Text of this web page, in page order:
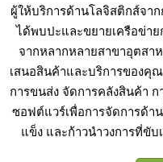
ผู้ให้บริการด้านโลจิสติกส์จา
ได้พบปะและขยายเครือข่า
จากหลากหลายสาขาอุตสา
เสนอสินค้าและบริการของคุ
การขนส่ง จัดการคลังสินค้า
ซอฟต์แวร์เพื่อการจัดการด้า
แข็ง และก้าวนำวงการที่ขั